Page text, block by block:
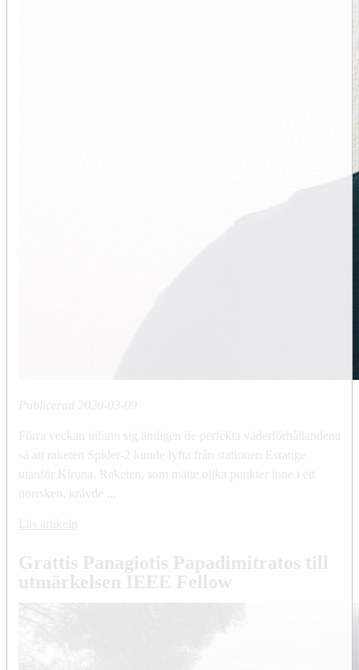
Publicerad 2020-03-09
Förra veckan infann sig äntligen de perfekta väderförhållandena
så att raketen Spider-2 kunde lyfta från stationen Esrange
utanför Kiruna. Raketen, som mätte olika punkter inne i ett
norrsken, krävde ...
Läs artikeln
Grattis Panagiotis Papadimitratos till
utmärkelsen IEEE Fellow